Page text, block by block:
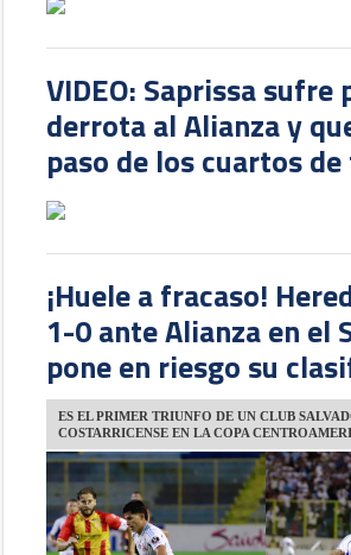
VIDEO: Saprissa sufre
derrota al Alianza y
paso de los cuartos
¡Huele a fracaso!
1-0 ante Alianza en el
pone en riesgo su
ES EL PRIMER TRIUNFO DE UN CLUB
COSTARRICENSE EN LA COPA